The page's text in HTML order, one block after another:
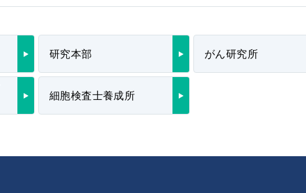
研究本部 がん研究所
細胞検査士養成所